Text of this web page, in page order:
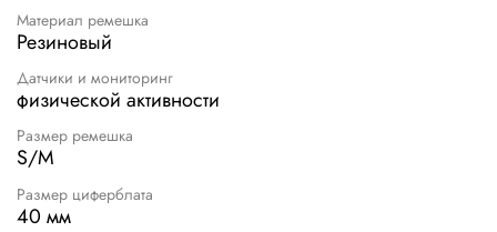
Материал ремешка
Резиновый
Датчики и мониторинг
физической активности
Размер ремешка
S/M
Размер циферблата
40 мм